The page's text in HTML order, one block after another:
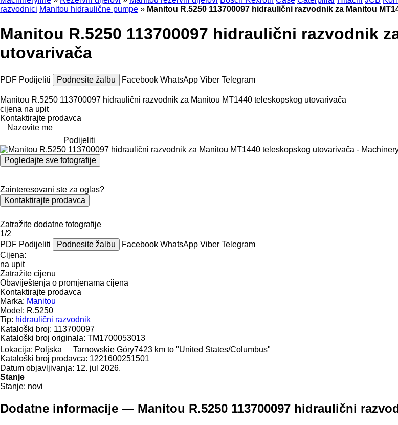
razvodnici Manitou hidraulične pumpe » Manitou R.5250 113700097 hidraulični razvodnik za Manitou
Manitou R.5250 113700097 hidraulični razvodnik
utovarivača
PDF Podijeliti Podnesite žalbu Facebook WhatsApp Viber Telegram
Manitou R.5250 113700097 hidraulični razvodnik za Manitou MT1440 teleskopskog utovarivača
cijena na upit
Kontaktirajte prodavca
Nazovite me
Podijeliti
Pogledajte sve fotografije
Zainteresovani ste za oglas?
Kontaktirajte prodavca
Zatražite dodatne fotografije
1/2
PDF Podijeliti Podnesite žalbu Facebook WhatsApp Viber Telegram
Cijena:
na upit
Zatražite cijenu
Obaviještenja o promjenama cijena
Kontaktirajte prodavca
Marka: Manitou
Model: R.5250
Tip: hidraulični razvodnik
Kataloški broj: 113700097
Kataloški broj originala: TM1700053013
Lokacija: Poljska Tarnowskie Góry7423 km to "United States/Columbus"
Kataloški broj prodavca: 1221600251501
Datum objavljivanja: 12. jul 2026.
Stanje
Stanje: novi
Dodatne informacije — Manitou R.5250 113700097 hidraulični